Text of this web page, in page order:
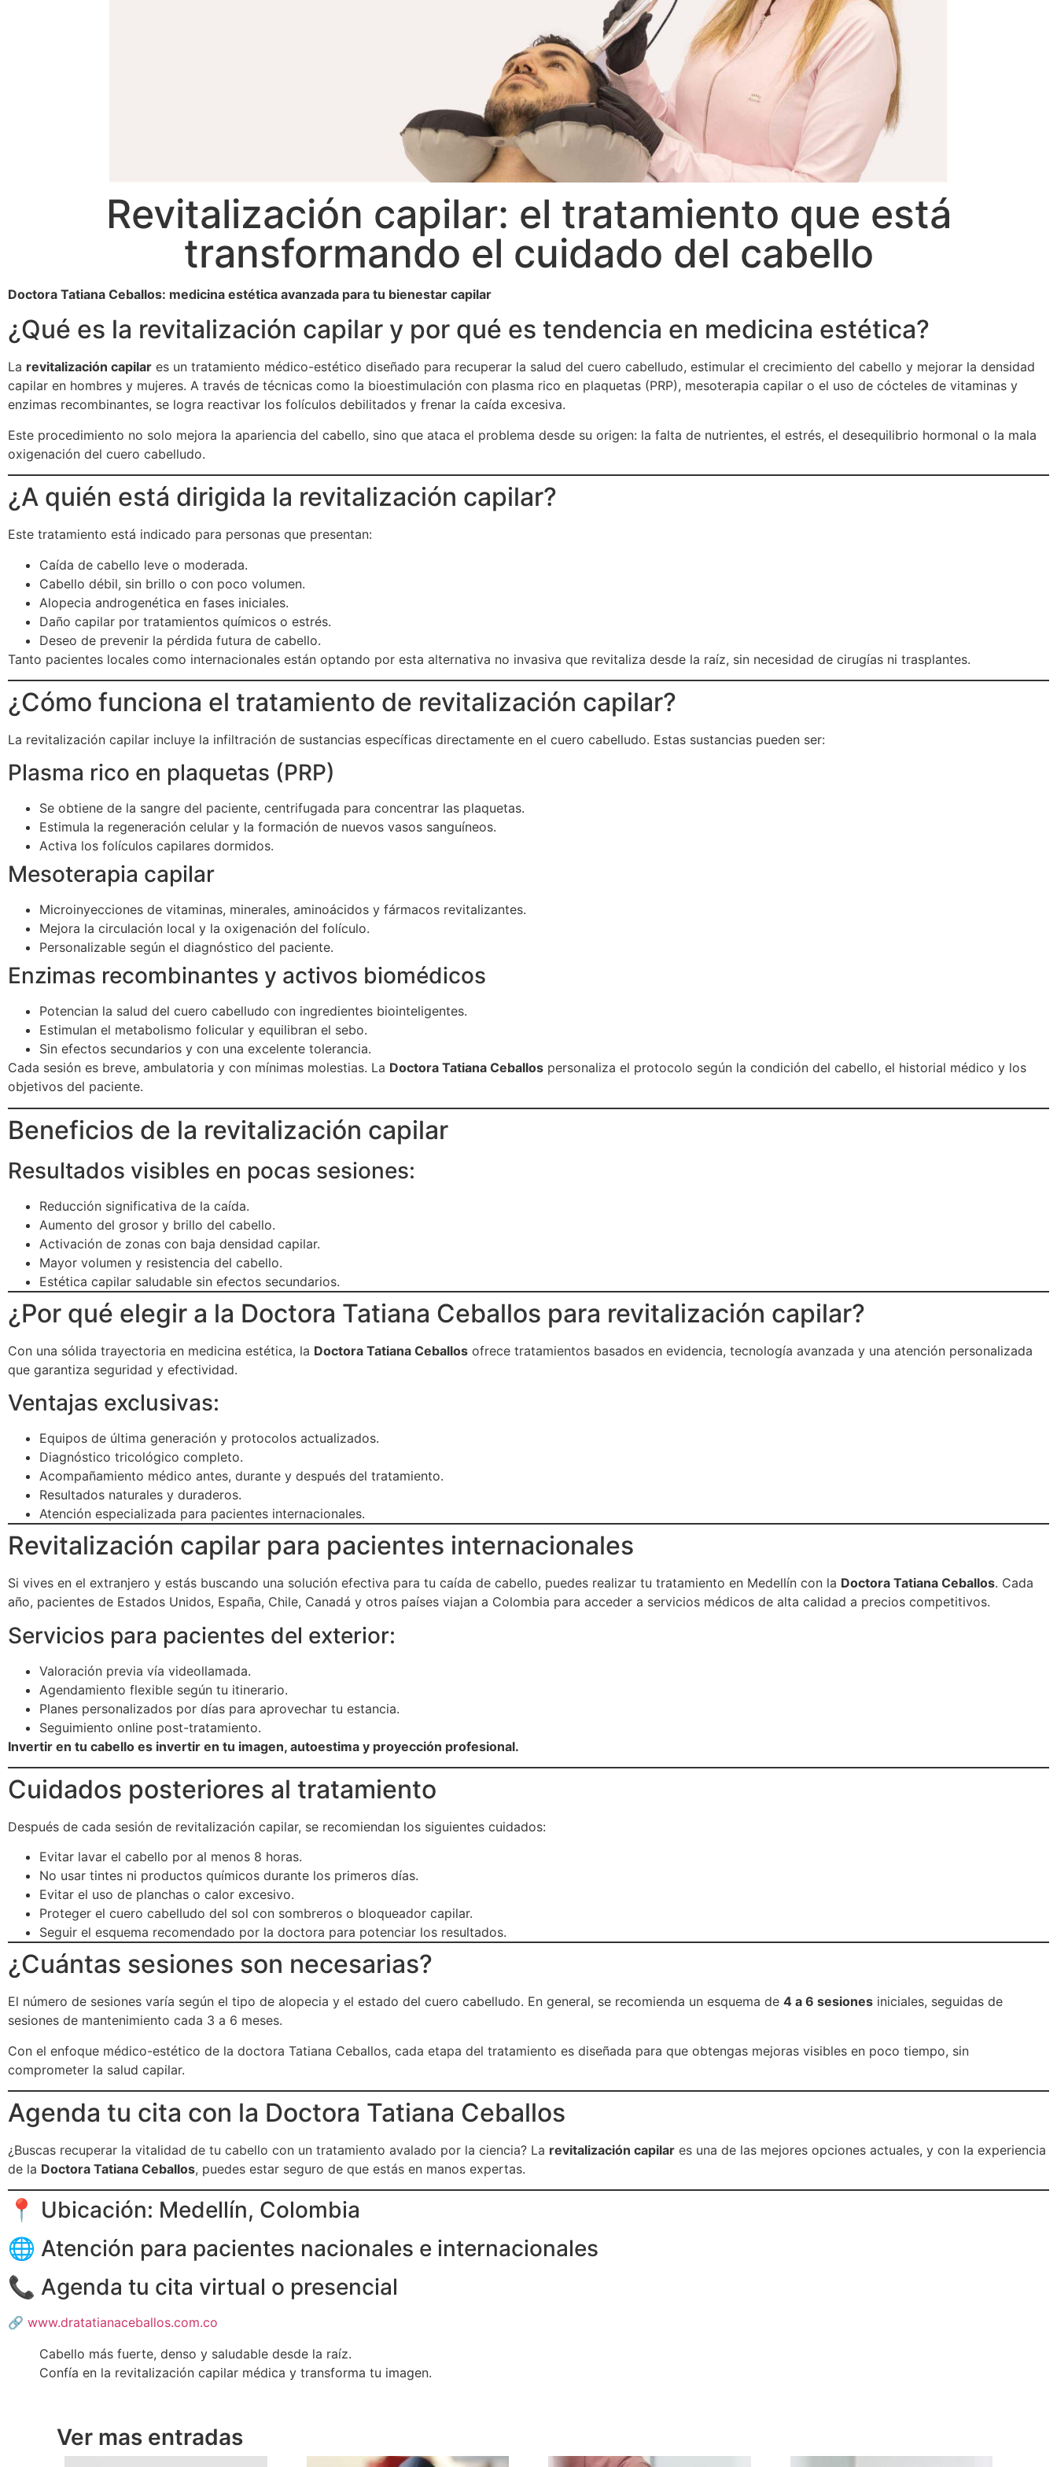
Revitalización capilar: el tratamiento que está
transformando el cuidado del cabello
Doctora Tatiana Ceballos: medicina estética avanzada para tu bienestar capilar
¿Qué es la revitalización capilar y por qué es tendencia en medicina estética?
La revitalización capilar es un tratamiento médico-estético diseñado para recuperar la salud del cuero cabelludo, estimular el crecimiento del cabello y mejorar la densidad
capilar en hombres y mujeres. A través de técnicas como la bioestimulación con plasma rico en plaquetas (PRP), mesoterapia capilar o el uso de cócteles de vitaminas y
enzimas recombinantes, se logra reactivar los folículos debilitados y frenar la caída excesiva.
Este procedimiento no solo mejora la apariencia del cabello, sino que ataca el problema desde su origen: la falta de nutrientes, el estrés, el desequilibrio hormonal o la mala
oxigenación del cuero cabelludo.
¿A quién está dirigida la revitalización capilar?
Este tratamiento está indicado para personas que presentan:
Caída de cabello leve o moderada.
Cabello débil, sin brillo o con poco volumen.
Alopecia androgenética en fases iniciales.
Daño capilar por tratamientos químicos o estrés.
Deseo de prevenir la pérdida futura de cabello.
Tanto pacientes locales como internacionales están optando por esta alternativa no invasiva que revitaliza desde la raíz, sin necesidad de cirugías ni trasplantes.
¿Cómo funciona el tratamiento de revitalización capilar?
La revitalización capilar incluye la infiltración de sustancias específicas directamente en el cuero cabelludo. Estas sustancias pueden ser:
Plasma rico en plaquetas (PRP)
Se obtiene de la sangre del paciente, centrifugada para concentrar las plaquetas.
Estimula la regeneración celular y la formación de nuevos vasos sanguíneos.
Activa los folículos capilares dormidos.
Mesoterapia capilar
Microinyecciones de vitaminas, minerales, aminoácidos y fármacos revitalizantes.
Mejora la circulación local y la oxigenación del folículo.
Personalizable según el diagnóstico del paciente.
Enzimas recombinantes y activos biomédicos
Potencian la salud del cuero cabelludo con ingredientes biointeligentes.
Estimulan el metabolismo folicular y equilibran el sebo.
Sin efectos secundarios y con una excelente tolerancia.
Cada sesión es breve, ambulatoria y con mínimas molestias. La Doctora Tatiana Ceballos personaliza el protocolo según la condición del cabello, el historial médico y los
objetivos del paciente.
Beneficios de la revitalización capilar
Resultados visibles en pocas sesiones:
Reducción significativa de la caída.
Aumento del grosor y brillo del cabello.
Activación de zonas con baja densidad capilar.
Mayor volumen y resistencia del cabello.
Estética capilar saludable sin efectos secundarios.
¿Por qué elegir a la Doctora Tatiana Ceballos para revitalización capilar?
Con una sólida trayectoria en medicina estética, la Doctora Tatiana Ceballos ofrece tratamientos basados en evidencia, tecnología avanzada y una atención personalizada
que garantiza seguridad y efectividad.
Ventajas exclusivas:
Equipos de última generación y protocolos actualizados.
Diagnóstico tricológico completo.
Acompañamiento médico antes, durante y después del tratamiento.
Resultados naturales y duraderos.
Atención especializada para pacientes internacionales.
Revitalización capilar para pacientes internacionales
Si vives en el extranjero y estás buscando una solución efectiva para tu caída de cabello, puedes realizar tu tratamiento en Medellín con la Doctora Tatiana Ceballos. Cada
año, pacientes de Estados Unidos, España, Chile, Canadá y otros países viajan a Colombia para acceder a servicios médicos de alta calidad a precios competitivos.
Servicios para pacientes del exterior:
Valoración previa vía videollamada.
Agendamiento flexible según tu itinerario.
Planes personalizados por días para aprovechar tu estancia.
Seguimiento online post-tratamiento.
Invertir en tu cabello es invertir en tu imagen, autoestima y proyección profesional.
Cuidados posteriores al tratamiento
Después de cada sesión de revitalización capilar, se recomiendan los siguientes cuidados:
Evitar lavar el cabello por al menos 8 horas.
No usar tintes ni productos químicos durante los primeros días.
Evitar el uso de planchas o calor excesivo.
Proteger el cuero cabelludo del sol con sombreros o bloqueador capilar.
Seguir el esquema recomendado por la doctora para potenciar los resultados.
¿Cuántas sesiones son necesarias?
El número de sesiones varía según el tipo de alopecia y el estado del cuero cabelludo. En general, se recomienda un esquema de 4 a 6 sesiones iniciales, seguidas de
sesiones de mantenimiento cada 3 a 6 meses.
Con el enfoque médico-estético de la doctora Tatiana Ceballos, cada etapa del tratamiento es diseñada para que obtengas mejoras visibles en poco tiempo, sin
comprometer la salud capilar.
Agenda tu cita con la Doctora Tatiana Ceballos
¿Buscas recuperar la vitalidad de tu cabello con un tratamiento avalado por la ciencia? La revitalización capilar es una de las mejores opciones actuales, y con la experiencia
de la Doctora Tatiana Ceballos, puedes estar seguro de que estás en manos expertas.
📍 Ubicación: Medellín, Colombia
🌐 Atención para pacientes nacionales e internacionales
📞 Agenda tu cita virtual o presencial
🔗 www.dratatianaceballos.com.co
Cabello más fuerte, denso y saludable desde la raíz.
Confía en la revitalización capilar médica y transforma tu imagen.
Ver mas entradas